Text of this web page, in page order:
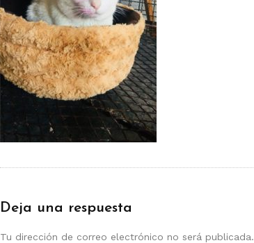
Deja una respuesta
Tu dirección de correo electrónico no será publicada.